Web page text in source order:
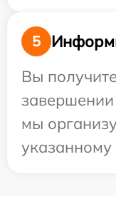
5
Вы
мы
указанному